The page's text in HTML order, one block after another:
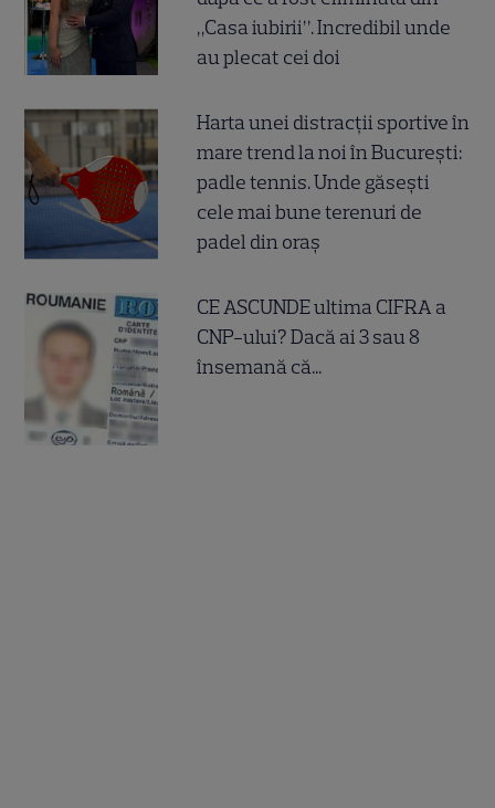
„Casa iubirii”. Incredibil unde
au plecat cei doi
Harta unei distracții sportive în
mare trend la noi în București:
padle tennis. Unde găsești
cele mai bune terenuri de
padel din oraș
CE ASCUNDE ultima CIFRA a
CNP-ului? Dacă ai 3 sau 8
însemană că...